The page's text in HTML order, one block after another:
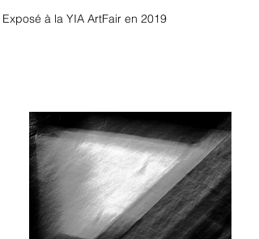
Exposé à la YIA ArtFair en 2019